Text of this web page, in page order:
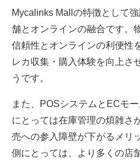
Mycalinks Mallの特徴として
舗とオンラインの融合です。
信頼性とオンラインの利便性
レカ収集・購入体験を向上さ
うです。
また、POSシステムとECモ
にとっては在庫管理の煩雑さ
売への参入障壁が下がるメリ
側にとっては、より多くの店